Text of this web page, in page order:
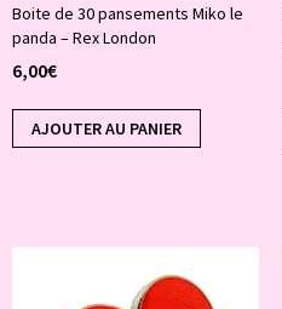
Boite de 30 pansements Miko le
panda – Rex London
6,00€
AJOUTER AU PANIER